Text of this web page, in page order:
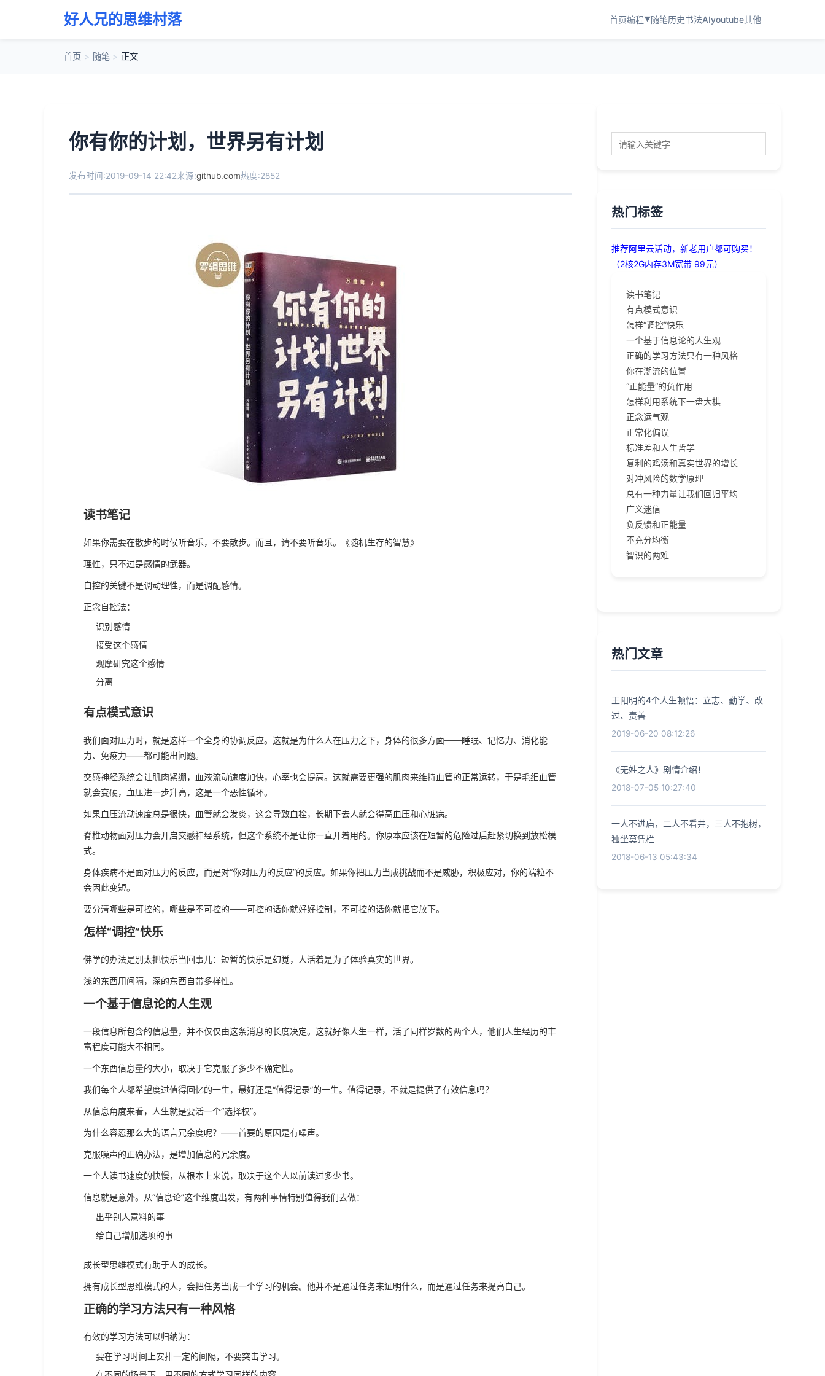
好人兄的思维村落 首页编程▼随笔历史书法AIyoutube其他
首页 > 随笔 > 正文
你有你的计划，世界另有计划
发布时间:2019-09-14 22:42来源:github.com热度:2852
读书笔记
如果你需要在散步的时候听音乐，不要散步。而且，请不要听音乐。《随机生存的智慧》
理性，只不过是感情的武器。
自控的关键不是调动理性，而是调配感情。
正念自控法：
识别感情
接受这个感情
观摩研究这个感情
分离
有点模式意识
我们面对压力时，就是这样一个全身的协调反应。这就是为什么人在压力之下，身体的很多方面——睡眠、记忆力、消化能
力、免疫力——都可能出问题。
交感神经系统会让肌肉紧绷，血液流动速度加快，心率也会提高。这就需要更强的肌肉来维持血管的正常运转，于是毛细血管
就会变硬，血压进一步升高，这是一个恶性循环。
如果血压流动速度总是很快，血管就会发炎，这会导致血栓，长期下去人就会得高血压和心脏病。
脊椎动物面对压力会开启交感神经系统，但这个系统不是让你一直开着用的。你原本应该在短暂的危险过后赶紧切换到放松模
式。
身体疾病不是面对压力的反应，而是对“你对压力的反应”的反应。如果你把压力当成挑战而不是威胁，积极应对，你的端粒不
会因此变短。
要分清哪些是可控的，哪些是不可控的——可控的话你就好好控制，不可控的话你就把它放下。
怎样“调控”快乐
佛学的办法是别太把快乐当回事儿：短暂的快乐是幻觉，人活着是为了体验真实的世界。
浅的东西用间隔，深的东西自带多样性。
一个基于信息论的人生观
一段信息所包含的信息量，并不仅仅由这条消息的长度决定。这就好像人生一样，活了同样岁数的两个人，他们人生经历的丰
富程度可能大不相同。
一个东西信息量的大小，取决于它克服了多少不确定性。
我们每个人都希望度过值得回忆的一生，最好还是“值得记录”的一生。值得记录，不就是提供了有效信息吗？
从信息角度来看，人生就是要活一个“选择权”。
为什么容忍那么大的语言冗余度呢？——首要的原因是有噪声。
克服噪声的正确办法，是增加信息的冗余度。
一个人读书速度的快慢，从根本上来说，取决于这个人以前读过多少书。
信息就是意外。从“信息论”这个维度出发，有两种事情特别值得我们去做：
出乎别人意料的事
给自己增加选项的事
成长型思维模式有助于人的成长。
拥有成长型思维模式的人，会把任务当成一个学习的机会。他并不是通过任务来证明什么，而是通过任务来提高自己。
正确的学习方法只有一种风格
有效的学习方法可以归纳为：
要在学习时间上安排一定的间隔，不要突击学习。
热门标签
推荐阿里云活动，新老用户都可购买！
（2核2G内存3M宽带 99元）
读书笔记
有点模式意识
怎样“调控”快乐
一个基于信息论的人生观
正确的学习方法只有一种风格
你在潮流的位置
“正能量”的负作用
怎样利用系统下一盘大棋
正念运气观
正常化偏误
标准差和人生哲学
复利的鸡汤和真实世界的增长
对冲风险的数学原理
总有一种力量让我们回归平均
广义迷信
负反馈和正能量
不充分均衡
智识的两难
热门文章
王阳明的4个人生顿悟：立志、勤学、改
过、责善
2019-06-20 08:12:26
《无姓之人》剧情介绍！
2018-07-05 10:27:40
一人不进庙，二人不看井，三人不抱树，
独坐莫凭栏
2018-06-13 05:43:34